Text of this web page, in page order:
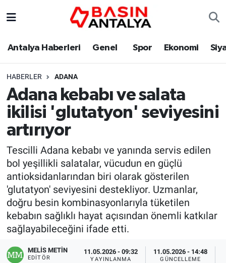
Antalya Haberleri Genel Spor Ekonomi
HABERLER ADANA
Adana kebabı ve salata
ikilisi 'glutatyon' seviyesini
artırıyor
Tescilli Adana kebabı ve yanında servis edilen
bol yeşillikli salatalar, vücudun en güçlü
antioksidanlarından biri olarak gösterilen
'glutatyon' seviyesini destekliyor. Uzmanlar,
doğru besin kombinasyonlarıyla tüketilen
kebabın sağlıklı hayat açısından önemli katkılar
sağlayabileceğini ifade etti.
MELİS METİN
EDITÖR
11.05.2026 - 09:32
YAYINLANMA
11.05.2026 - 14:48
GÜNCELLEME